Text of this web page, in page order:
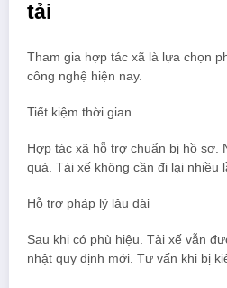
tải
Tham gia hợp tác xã là lựa chọn
công nghệ hiện nay.
Tiết kiệm thời gian
Hợp tác xã hỗ trợ chuẩn bị hồ sơ.
quả. Tài xế không cần đi lại nhiều
Hỗ trợ pháp lý lâu dài
Sau khi có phù hiệu. Tài xế vẫn
nhật quy định mới. Tư vấn khi bị